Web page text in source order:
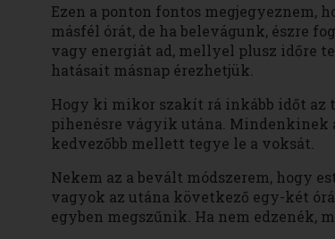
Ezen a ponton fontos megjegyeznem,
másfél órát, de ha belevágunk, észre
vagy energiát ad, mellyel plusz időre
hatásait másnap érezhetjük.
Hogy ki mikor szakít rá inkább időt az
pihenésre vágyik utána. Mindenkinek
kedvezőbb mellett tegye le a voksát.
Nekem az a bevált módszerem, hogy
vagyok az utána következő egy-két
egyben megszűnik. Ha nem edzenék,